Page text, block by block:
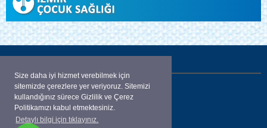
Size daha iyi hizmet verebilmek için
sitemizde çerezlere yer veriyoruz. Sitemizi
kullandığınız sürece Gizlilik ve Çerez
Politikamızı kabul etmektesiniz.
Detaylı bilgi için tıklayınız.
Aliçetinkaya Bulvarı Karaahmetoğlu apt.
No:52 K: 4 D:13
ALSANCAK / İZMİR